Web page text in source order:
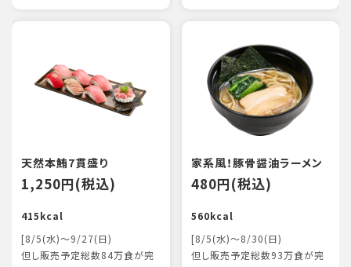
天然本鮪7貫盛り
1,250円(税込)
415kcal
[8/5(水)～9/27(日)
但し販売予定総数84万食が完
家系風！豚骨醤油ラーメン
480円(税込)
560kcal
[8/5(水)～8/30(日)
但し販売予定総数93万食が完